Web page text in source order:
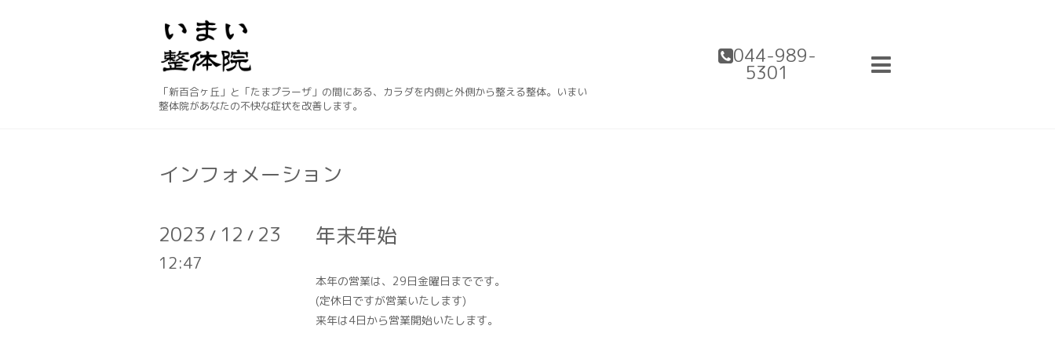
044-989-
5301
「新百合ヶ丘」と「たまプラーザ」の間にある、カラダを内側と外側から整える整体。いまい
整体院があなたの不快な症状を改善します。
インフォメーション
2023 / 12 / 23
12:47
年末年始
本年の営業は、29日金曜日までです。
(定休日ですが営業いたします)
来年は4日から営業開始いたします。